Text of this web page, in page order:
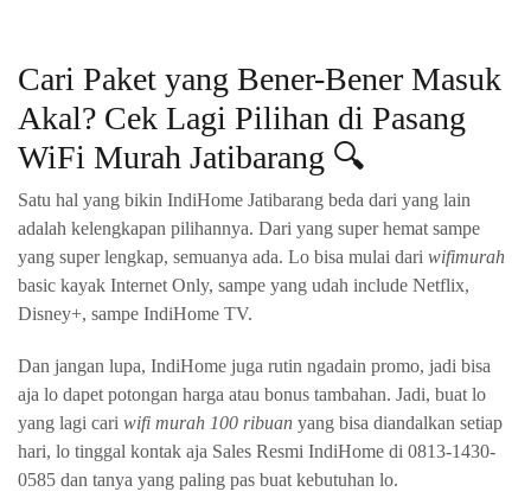
Cari Paket yang Bener-Bener Masuk
Akal? Cek Lagi Pilihan di Pasang
WiFi Murah Jatibarang 🔍
Satu hal yang bikin IndiHome Jatibarang beda dari yang lain
adalah kelengkapan pilihannya. Dari yang super hemat sampe
yang super lengkap, semuanya ada. Lo bisa mulai dari wifimurah
basic kayak Internet Only, sampe yang udah include Netflix,
Disney+, sampe IndiHome TV.
Dan jangan lupa, IndiHome juga rutin ngadain promo, jadi bisa
aja lo dapet potongan harga atau bonus tambahan. Jadi, buat lo
yang lagi cari wifi murah 100 ribuan yang bisa diandalkan setiap
hari, lo tinggal kontak aja Sales Resmi IndiHome di 0813-1430-
0585 dan tanya yang paling pas buat kebutuhan lo.